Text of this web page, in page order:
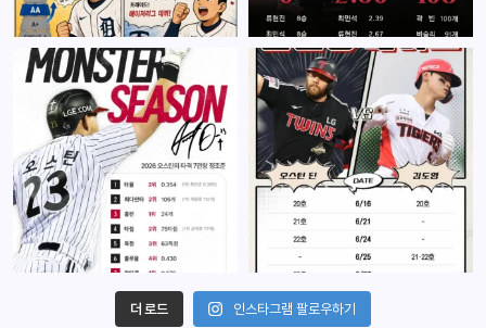
더 로드 인스타그램 팔로우하기